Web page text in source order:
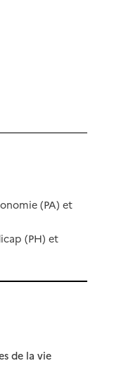
(PA) et
(PH) et
de la vie